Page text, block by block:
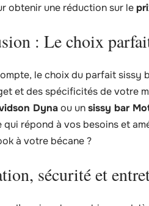
obtenir une réduction sur le
: Le choix
le choix du parfait
et des spécificités de votre
Dynaou unsissy bar
qui répond à vos besoins et
à votre bécane ?
sécurité et